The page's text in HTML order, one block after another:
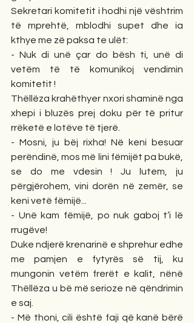
Sekretari komitetit i hodhi një vështrim
të mprehtë, mblodhi supet dhe ia
kthye me zë paksa te ulët:
- Nuk di unë çar do bësh ti, unë di
vetëm të të komunikoj vendimin
komitetit !
Thëllëza krahëthyer nxori shaminë nga
xhepi i bluzës prej doku për të pritur
rrëketë e lotëve të tjerë.
- Mosni, ju bëj rixha! Në keni besuar
perëndinë, mos më lini fëmijët pa bukë,
se do me vdesin ! Ju lutem, ju
përgjërohem, vini dorën në zemër, se
keni vetë fëmijë...
- Unë kam fëmijë, po nuk gaboj t’i lë
rrugëve!
Duke ndjerë krenarinë e shprehur edhe
me pamjen e fytyrës së tij, ku
mungonin vetëm frerët e kalit, nënë
Thëllëza u bë më serioze në qëndrimin
e saj.
- Më thoni, cili është faji që kanë bërë